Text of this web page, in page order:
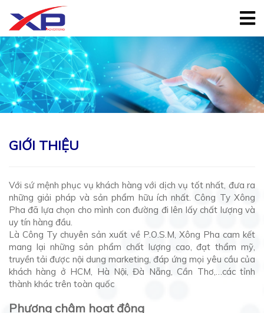
Trang
chủ
Giới
thiệu
Dự
Tin
tức
Liên
hệ
GIỚI THIỆU
Với sứ mệnh phục vụ khách hàng với dịch vụ tốt nhất, đưa ra
những giải pháp và sản phẩm hữu ích nhất. Công Ty Xông
Pha đã lựa chọn cho mình con đường đi lên lấy chất lượng và
uy tín hàng đầu.
Là Công Ty chuyên sản xuất về P.O.S.M, Xông Pha cam kết
mang lại những sản phẩm chất lượng cao, đạt thẩm mỹ,
truyền tải được nội dung marketing, đáp ứng mọi yêu cầu của
khách hàng ở HCM, Hà Nội, Đà Nẵng, Cần Thơ,…các tỉnh
thành khác trên toàn quốc
Phương châm hoạt động